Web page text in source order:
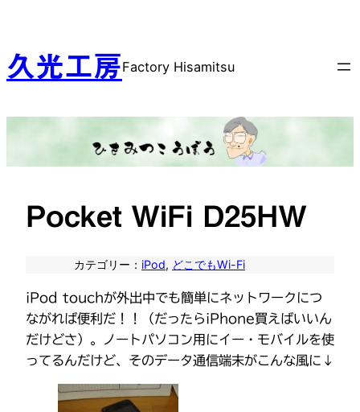
を
ス
ッ
久光工房Factory Hisamitsu
Pocket WiFi D25HW
カテゴリー： iPod, どこでもWi-Fi
iPod touchが外出中でも簡単にネットワークにつ
ながれば便利だ！！（だったらiPhone買えばいいん
だけどさ）。ノートパソコン用にイー・モバイルを使
ってるんだけど、そのデータ通信端末がこんな風に↓